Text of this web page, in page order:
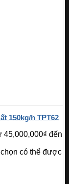
150kg/h TPT62
45,000,000₫ đến
có thể được